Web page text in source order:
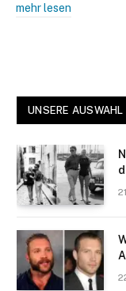
mehr lesen
UNSERE AUSWAHL